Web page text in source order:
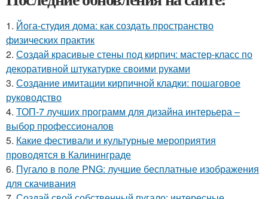
1. Йога-студия дома: как создать пространство
физических практик
2. Создай красивые стены под кирпич: мастер-класс по
декоративной штукатурке своими руками
3. Создание имитации кирпичной кладки: пошаговое
руководство
4. ТОП-7 лучших программ для дизайна интерьера –
выбор профессионалов
5. Какие фестивали и культурные мероприятия
проводятся в Калининграде
6. Пугало в поле PNG: лучшие бесплатные изображения
для скачивания